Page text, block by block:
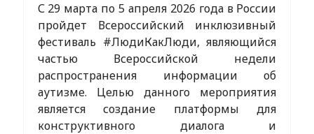
С 29 марта по 5 апреля 2026 года в России
пройдет Всероссийский инклюзивный
фестиваль #ЛюдиКакЛюди, являющийся
частью Всероссийской недели
распространения информации об
аутизме. Целью данного мероприятия
является создание платформы для
конструктивного диалога и